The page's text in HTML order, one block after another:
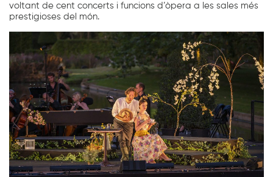
voltant de cent concerts i funcions d’òpera a les sales més
prestigioses del món.